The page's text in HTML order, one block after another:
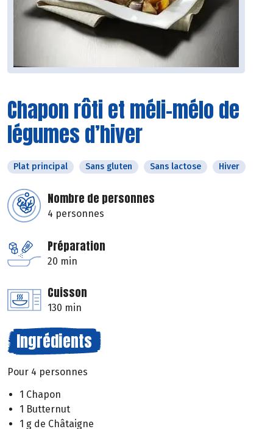
Chapon rôti et méli-mélo de
légumes d’hiver
Plat principal Sans gluten Sans lactose Hiver
Nombre de personnes
4 personnes
Préparation
20 min
Cuisson
130 min
Ingrédients
Pour 4 personnes
1 Chapon
1 Butternut
1 g de Châtaigne